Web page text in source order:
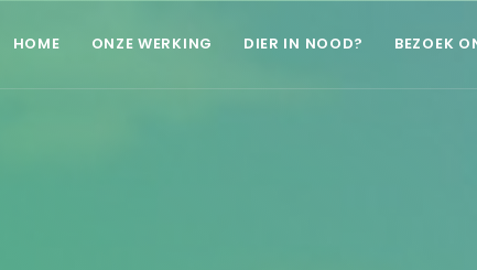
HOME ONZE WERKING DIER IN NOOD? BEZOEK